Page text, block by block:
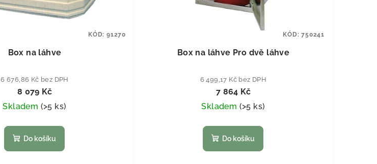
Box na láhve
6 676,86 Kč bez DPH
8 079 Kč
Skladem (>5 ks)
Do košíku
KÓD: 91270
Box na láhve Pro dvě láhve
6 499,17 Kč bez DPH
7 864 Kč
Skladem (>5 ks)
Do košíku
KÓD:750241